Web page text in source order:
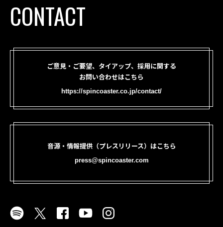
CONTACT
ご意見・ご要望、タイアップ、採用に関する
お問い合わせはこちら
https://spincoaster.co.jp/contact/
音源・情報提供（プレスリリース）はこちら
press@spincoaster.com